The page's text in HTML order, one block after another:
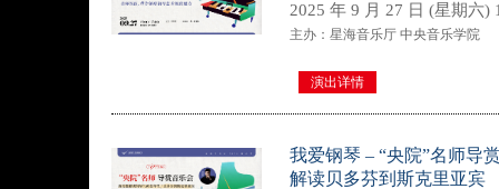
2025 年 9 月 27 日 (星期六)
主办：星海音乐厅 中央音乐学院
演出详情
我爱钢琴 – “央院”名师导
解读贝多芬到斯克里亚宾